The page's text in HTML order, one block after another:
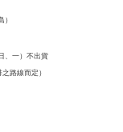
、一）不出貨
路線而定）